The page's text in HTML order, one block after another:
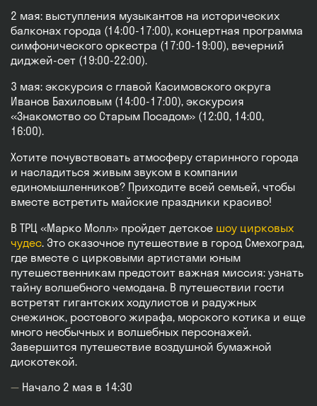
2 мая: выступления музыкантов на исторических
балконах города (14:00-17:00), концертная программа
симфонического оркестра (17:00-19:00), вечерний
диджей-сет (19:00-22:00).
3 мая: экскурсия с главой Касимовского округа
Иванов Бахиловым (14:00-17:00), экскурсия
«Знакомство со Старым Посадом» (12:00, 14:00,
16:00).⠀
Хотите почувствовать атмосферу старинного города
и насладиться живым звуком в компании
единомышленников? Приходите всей семьей, чтобы
вместе встретить майские праздники красиво!
В ТРЦ «Марко Молл» пройдет детское шоу цирковых
чудес. Это сказочное путешествие в город Смехоград,
где вместе с цирковыми артистами юным
путешественникам предстоит важная миссия: узнать
тайну волшебного чемодана. В путешествии гости
встретят гигантских ходулистов и радужных
снежинок, ростового жирафа, морского котика и еще
много необычных и волшебных персонажей.
Завершится путешествие воздушной бумажной
дискотекой.
Начало 2 мая в 14:30